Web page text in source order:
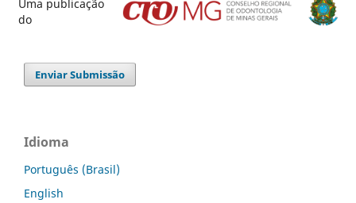
Uma publicação
do
Enviar Submissão
Idioma
Português (Brasil)
English